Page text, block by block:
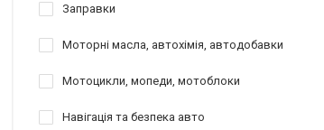
Заправки
Моторні масла, автохімія, автодобавки
Мотоцикли, мопеди, мотоблоки
Навігація та безпека авто